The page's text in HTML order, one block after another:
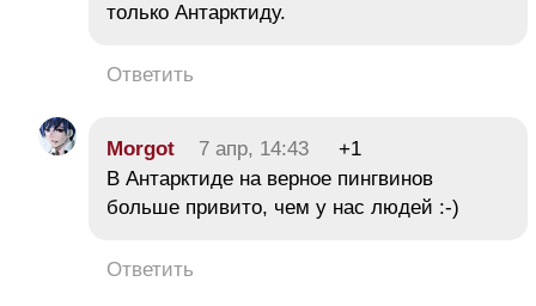
только Антарктиду.
Ответить
Morgot 7 апр, 14:43
+1
В Антарктиде на верное пингвинов
больше привито, чем у нас людей :-)
Ответить